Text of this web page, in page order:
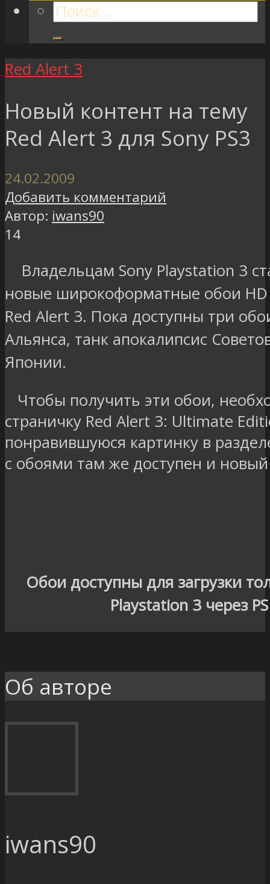
Red Alert 3
Новый контент на тему
Red Alert 3 для Sony PS3
24.02.2009
Добавить комментарий
Автор: iwans90
14
Владельцам Sony Playstation 3
новые широкоформатные обои HD
Red Alert 3. Пока доступны три
Альянса, танк апокалипсис
Японии.
Чтобы получить эти обои,
страничку Red Alert 3: Ultimate
понравившуюся картинку в
с обоями там же доступен и
Обои доступны для загрузки
Playstation 3 через
Об авторе
iwans90